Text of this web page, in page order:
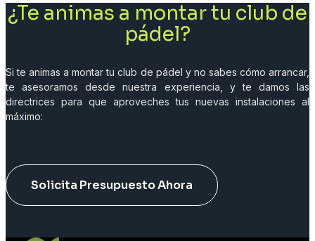
¿Te animas a montar tu club de
pádel?
Si te animas a montar tu club de pádel y no sabes cómo arrancar,
te asesoramos desde nuestra experiencia, y te damos las
directrices para que aproveches tus nuevas instalaciones al
máximo:
Solicita Presupuesto Ahora